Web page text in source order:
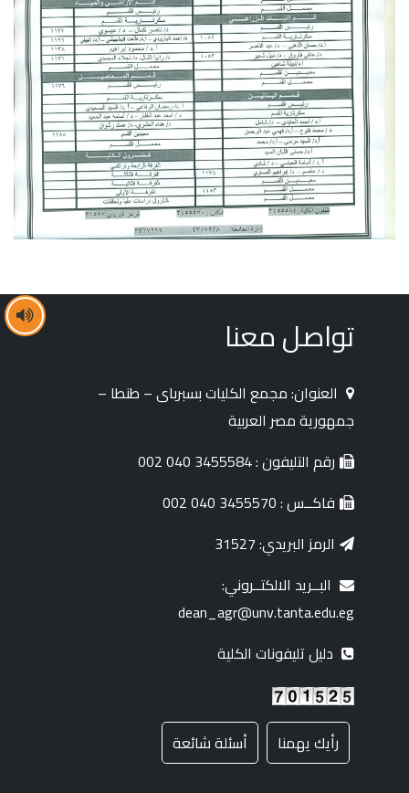
تواصل معنا
العنوان: مجمع الكليات بسبرباى – طنطا –
جمهورية مصر العربية
رقم التليفون : 3455584 040 002
فاكــس : 3455570 040 002
الرمز البريدي: 31527
البــريد الالكتــروني:
dean_agr@unv.tanta.edu.eg
دليل تليفونات الكلية
رأيك يهمنا أسئلة شائعة